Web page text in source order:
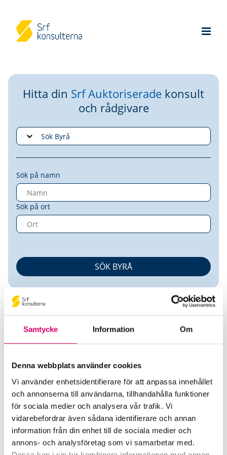
Samtycke Information Om
Denna webbplats använder cookies
Vi använder enhetsidentifierare för att anpassa innehållet
och annonserna till användarna, tillhandahålla funktioner
för sociala medier och analysera vår trafik. Vi
vidarebefordrar även sådana identifierare och annan
information från din enhet till de sociala medier och
annons- och analysföretag som vi samarbetar med.
Hitta din Srf Auktoriserade konsult
och rådgivare
Sök på namn
Sök på ort
Jane Gustavsson
Auktoriserad Redovisningskonsult
Redovisningskonsulterna i Kalmar AB
Kalmar
Telefon